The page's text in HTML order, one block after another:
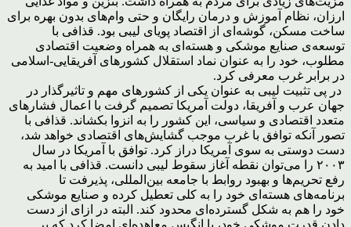
ارزان، نظام آموزش و درمان رایگان و حتی وام‌های بدون بهره برای
ساخت مسکن، گوشه‌ای از اقتصاد پویای لیبی بود. قذافی با
توسعه‌ی صنایع موشکی و هسته‌ای به همراه وضعیت اقتصادی
مطلوب، خود را به عنوان نماد استقلال کشورهای آفریقایی-اسلامی
در برابر غرب معرفی کرد.
در پی تثبیت لیبی به عنوان یکی از کشورهای مهم و تاثیرگذار در
جهان عرب و آفریقا، دولت آمریکا تصمیم گرفت با اعمال فشارهای
متعدد اقتصادی و سیاسی، این کشور را به انزوا بکشاند. قذافی با
تصور آنکه توافق با غرب موجب گشایش‌های اقتصادی خواهد شد،
دست دوستی به سوی آمریکا دراز کرد. توافق با آمریکا در سال
۲۰۰۳ را می‌توان نقطه آغاز سقوط لیبی دانست. قذافی با امید به
رفع تحریم‌ها و بهبود روابط با جامعه بین‌المللی، پذیرفت تا
برنامه‌های هسته‌ای خود را به کلی تعطیل کرده و صنایع موشکی
خود را هم به شکل گسترده‌ای محدود کند. البته در ازای از دست
دادن قدرت موشکی خود، با انگیس معاهده‌ای امضا کرد که بر